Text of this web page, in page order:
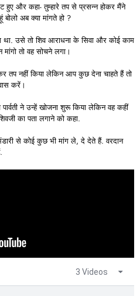
हुए औरकहा-तुम्हारेतपसेप्रसन्नहोकरमैंने
हूंबोलो अबक्यामांगतेहो ?
था.उसेतोशिवआराधनाकेसिवा औरकोईकाम
मांगोतोवहसोचनेलगा।
तपनहींकियालेकिनआपकुछदेनाचाहतेहैंतो
करें।
पार्वतीनेउन्हेंखोजनाशुरूकियालेकिनवहकहीं
कापतालगानेकोकहा.
सेकोईकुछभीमांगले,देदेतेहैं.वरदान
3 Videos